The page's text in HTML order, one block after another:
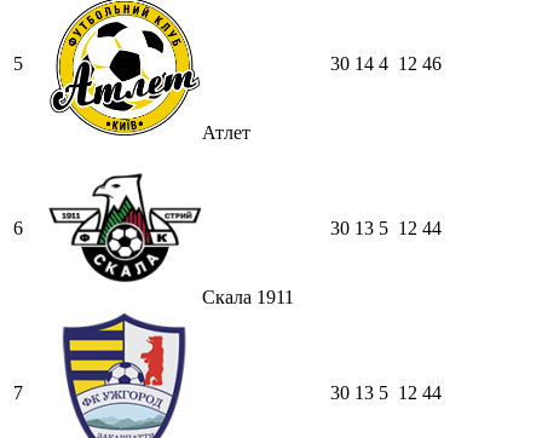
5
Атлет
30 14 4 12 46
6
Скала 1911
30 13 5 12 44
7 30 13 5 12 44